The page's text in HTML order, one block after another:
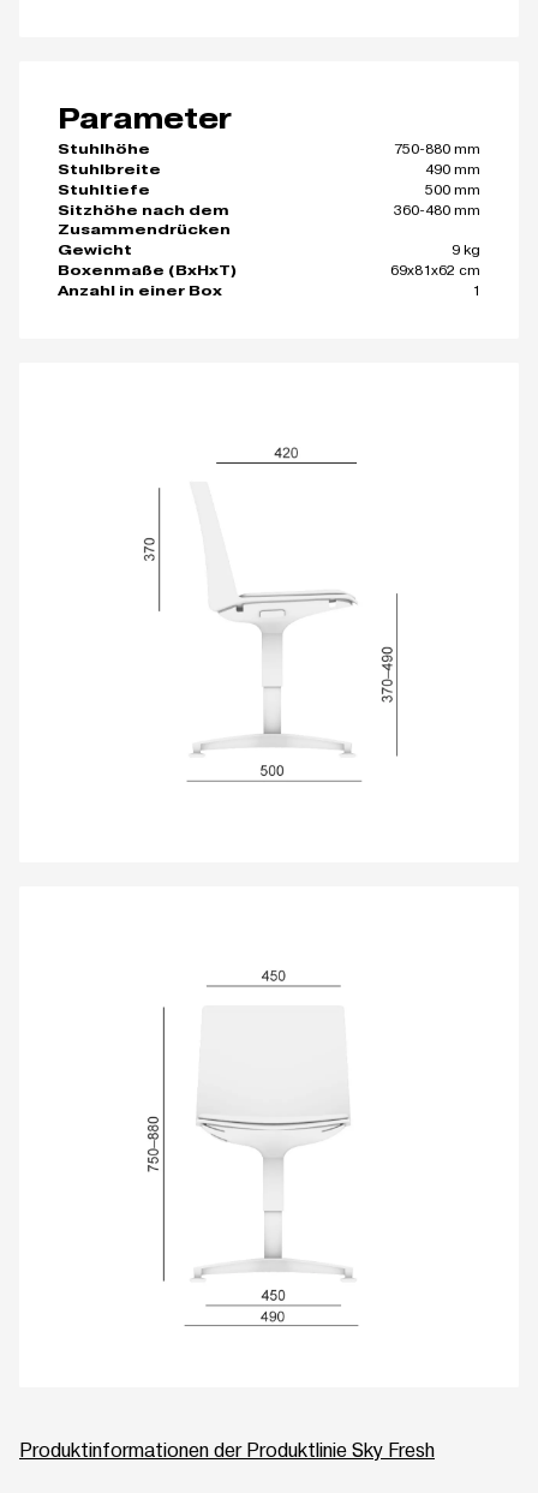
Parameter
Stuhlhöhe
750-880 mm
Stuhlbreite
490 mm
Stuhltiefe
500 mm
Sitzhöhe nach dem
Zusammendrücken
360-480 mm
Gewicht
9 kg
Boxenmaße (BxHxT)
69x81x62 cm
Anzahl in einer Box
1
Produktinformationen der Produktlinie Sky Fresh